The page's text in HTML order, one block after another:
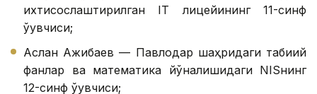
ихтисослаштирилган IТ лицейининг 11-синф
ўқувчиси;
Аслан Ажибаев — Павлодар шаҳридаги табиий
фанлар ва математика йўналишидаги NISнинг
12-синф ўқувчиси;